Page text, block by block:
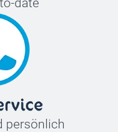
date
persönlich